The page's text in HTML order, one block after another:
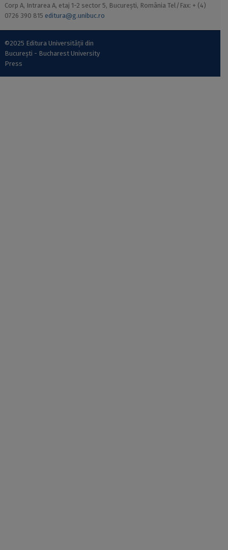
Corp A, Intrarea A, etaj 1-2 sector 5, București, România Tel/Fax: + (4)
0726 390 815 editura@g.unibuc.ro
©2025 Editura Universității din
București - Bucharest University
Press